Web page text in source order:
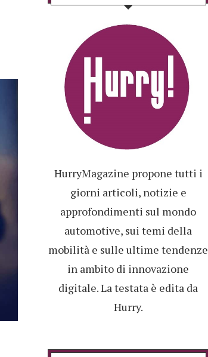
HurryMagazine propone tutti i
giorni articoli, notizie e
approfondimenti sul mondo
automotive, sui temi della
mobilità e sulle ultime tendenze
in ambito di innovazione
digitale. La testata è edita da
Hurry.